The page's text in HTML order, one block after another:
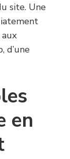
site. Une
d’une
en